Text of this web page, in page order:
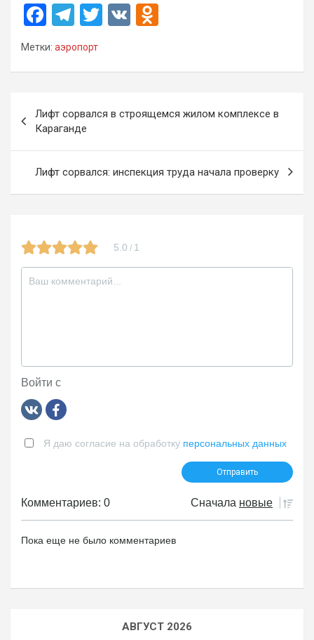
F
ce
o
o
k
T
e
a
m
T
V
kl
ss
ni
ki
Метки: аэропорт
по
записям
Лифт сорвался в строящемся жилом комплексе в
Караганде
Лифт сорвался: инспекция труда начала проверку
5.0 / 1
Войти с
Я даю согласие на обработку персональных данных
Комментариев: 0 Сначала новые
Пока еще не было комментариев
АВГУСТ 2026